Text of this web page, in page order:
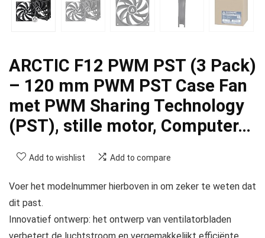
ARCTIC F12 PWM PST (3 Pack)
– 120 mm PWM PST Case Fan
met PWM Sharing Technology
(PST), stille motor, Computer…
Add to wishlist Add to compare
Voer het modelnummer hierboven in om zeker te weten dat
dit past.
Innovatief ontwerp: het ontwerp van ventilatorbladen
verbetert de luchtstroom en vergemakkelijkt efficiënte